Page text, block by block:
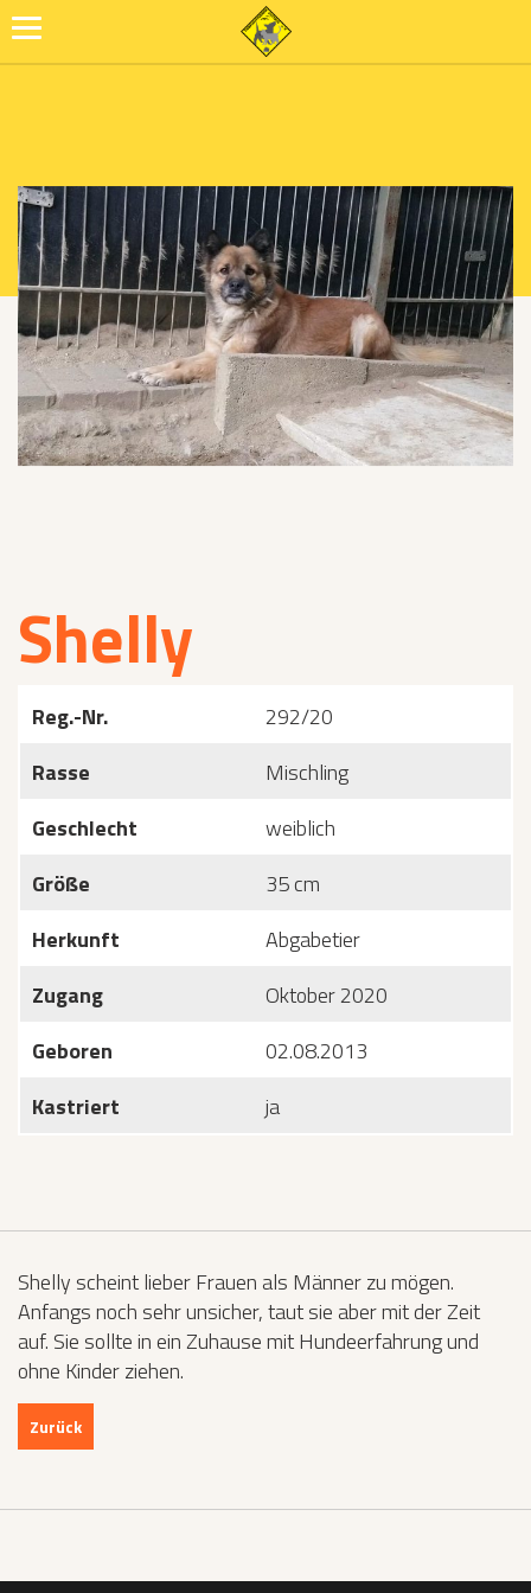
Shelly
Reg.-Nr.
292/20
Rasse
Mischling
Geschlecht
weiblich
Größe
35 cm
Herkunft
Abgabetier
Zugang
Oktober 2020
Geboren
02.08.2013
Kastriert
ja
Shelly scheint lieber Frauen als Männer zu mögen.
Anfangs noch sehr unsicher, taut sie aber mit der Zeit
auf. Sie sollte in ein Zuhause mit Hundeerfahrung und
ohne Kinder ziehen.
Zurück